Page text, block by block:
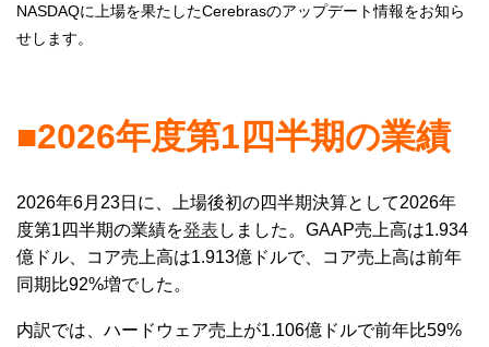
NASDAQに上場を果たしたCerebrasのアップデート情報をお知ら
せします。
■2026年度第1四半期の業績
2026年6月23日に、上場後初の四半期決算として2026年
度第1四半期の業績を発表 しました。GAAP売上高は1.934
億ドル、コア売上高は1.913億ドルで、コア売上高は前年
同期比92%増でした。
内訳では、ハードウェア売上が1.106億ドルで前年比59%